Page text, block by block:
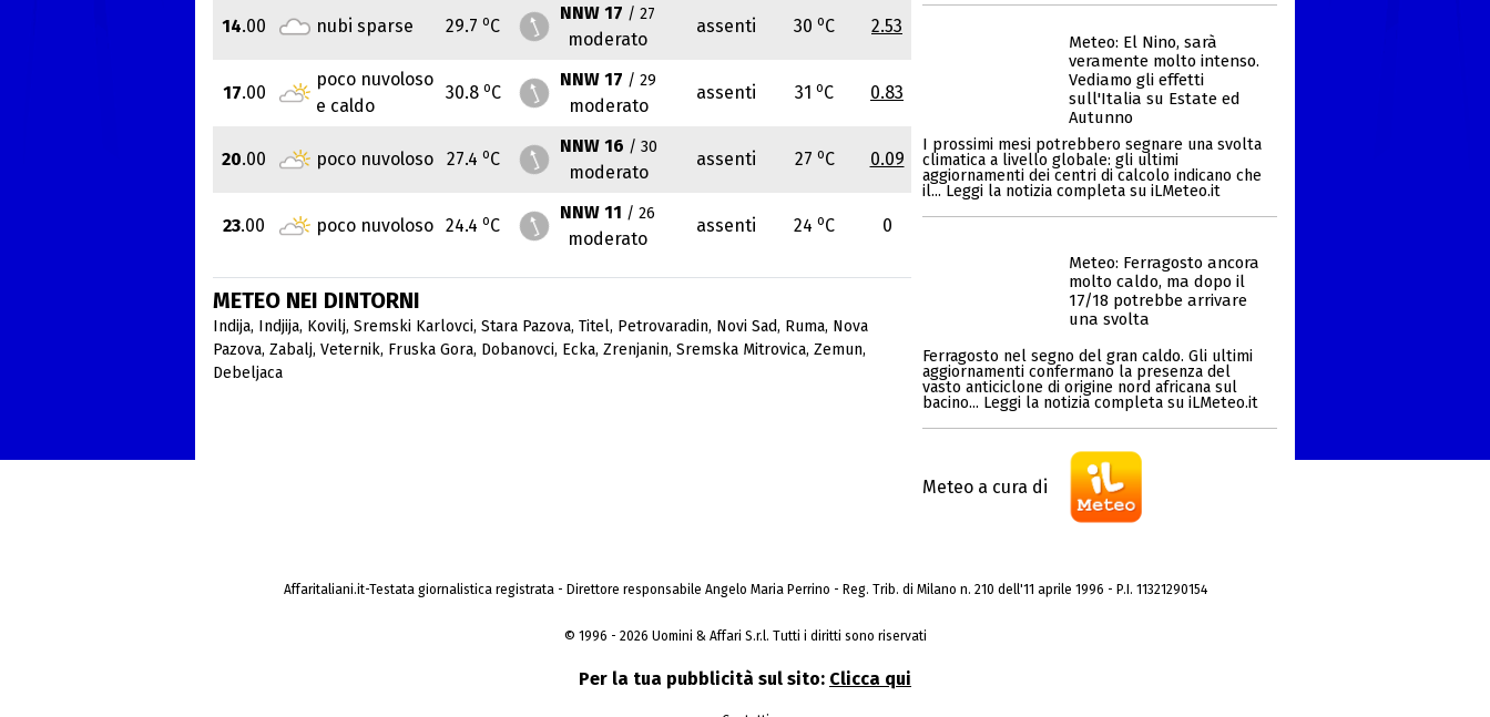
14.00 nubi sparse 29.7 oC
NNW 17 / 27
moderato
assenti 30 oC 2.53
17.00
poco nuvoloso
e caldo
30.8 oC
NNW 17 / 29
moderato
assenti 31 oC 0.83
20.00 poco nuvoloso 27.4 oC
NNW 16 / 30
moderato
assenti 27 oC 0.09
23.00 poco nuvoloso 24.4 oC
NNW 11 / 26
moderato
assenti 24 oC 0
METEO NEI DINTORNI
Indija, Indjija, Kovilj, Sremski Karlovci, Stara Pazova, Titel, Petrovaradin, Novi Sad, Ruma, Nova
Pazova, Zabalj, Veternik, Fruska Gora, Dobanovci, Ecka, Zrenjanin, Sremska Mitrovica, Zemun,
Debeljaca
Meteo: El Nino, sarà
veramente molto intenso.
Vediamo gli effetti
sull'Italia su Estate ed
Autunno
I prossimi mesi potrebbero segnare una svolta
climatica a livello globale: gli ultimi
aggiornamenti dei centri di calcolo indicano che
il... Leggi la notizia completa su iLMeteo.it
Meteo: Ferragosto ancora
molto caldo, ma dopo il
17/18 potrebbe arrivare
una svolta
Ferragosto nel segno del gran caldo. Gli ultimi
aggiornamenti confermano la presenza del
vasto anticiclone di origine nord africana sul
bacino... Leggi la notizia completa su iLMeteo.it
Meteo a cura di
Affaritaliani.it-Testata giornalistica registrata - Direttore responsabile Angelo Maria Perrino - Reg. Trib. di Milano n. 210 dell'11 aprile 1996 - P.I. 11321290154
© 1996 - 2026 Uomini & Affari S.r.l. Tutti i diritti sono riservati
Per la tua pubblicità sul sito: Clicca qui